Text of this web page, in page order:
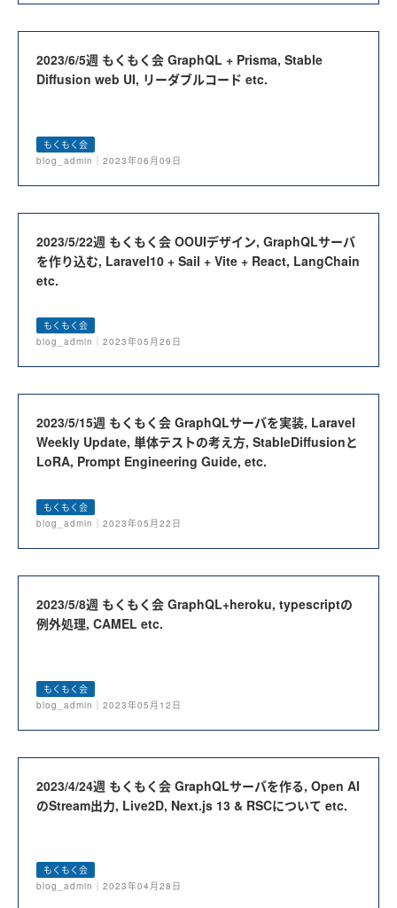
2023/6/5週 もくもく会 GraphQL + Prisma, Stable
Diffusion web UI, リーダブルコード etc.
もくもく会
blog_admin｜2023年06月09日
2023/5/22週 もくもく会 OOUIデザイン, GraphQLサーバ
を作り込む, Laravel10 + Sail + Vite + React, LangChain
etc.
もくもく会
blog_admin｜2023年05月26日
2023/5/15週 もくもく会 GraphQLサーバを実装, Laravel
Weekly Update, 単体テストの考え方, StableDiffusionと
LoRA, Prompt Engineering Guide, etc.
もくもく会
blog_admin｜2023年05月22日
2023/5/8週 もくもく会 GraphQL+heroku, typescriptの
例外処理, CAMEL etc.
もくもく会
blog_admin｜2023年05月12日
2023/4/24週 もくもく会 GraphQLサーバを作る, Open AI
のStream出力, Live2D, Next.js 13 & RSCについて etc.
もくもく会
blog_admin｜2023年04月28日